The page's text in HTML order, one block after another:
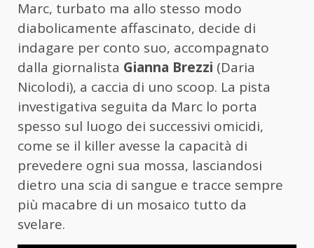
Marc, turbato ma allo stesso modo
diabolicamente affascinato, decide di
indagare per conto suo, accompagnato
dalla giornalista Gianna Brezzi (Daria
Nicolodi), a caccia di uno scoop. La pista
investigativa seguita da Marc lo porta
spesso sul luogo dei successivi omicidi,
come se il killer avesse la capacità di
prevedere ogni sua mossa, lasciandosi
dietro una scia di sangue e tracce sempre
più macabre di un mosaico tutto da
svelare.